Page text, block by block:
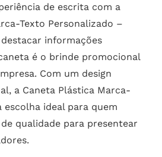
de escrita com a
Texto Personalizado –
destacar informações
é o brinde promocional
Com um design
a Caneta Plástica Marca-
escolha ideal para quem
qualidade para presentear